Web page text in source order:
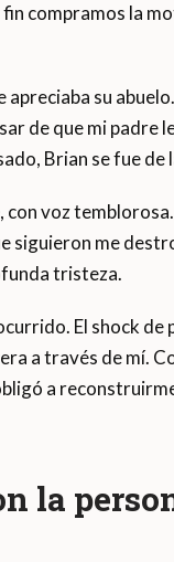
compramos la
su
de que mi padre
Brian se fue de
con voz
siguieron me
tristeza.
El shock de
a través de mí.
a
la